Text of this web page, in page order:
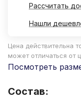
Рассчитать
Нашли
Цена действительна
может отличаться от
Посмотреть
Состав: